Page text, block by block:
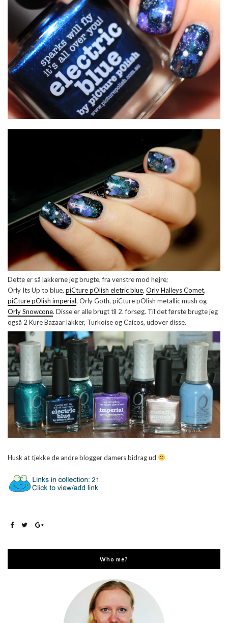
Dette er så lakkerne jeg brugte, fra venstre mod højre;
Orly Its Up to blue, piCture pOlish eletric blue, Orly Halleys Comet,
piCture pOlish imperial, Orly Goth, piCture pOlish metallic mush og
Orly Snowcone. Disse er alle brugt til 2. forsøg. Til det første brugte jeg
også 2 Kure Bazaar lakker, Turkoise og Caicos, udover disse.
Husk at tjekke de andre blogger damers bidrag ud
Who me?